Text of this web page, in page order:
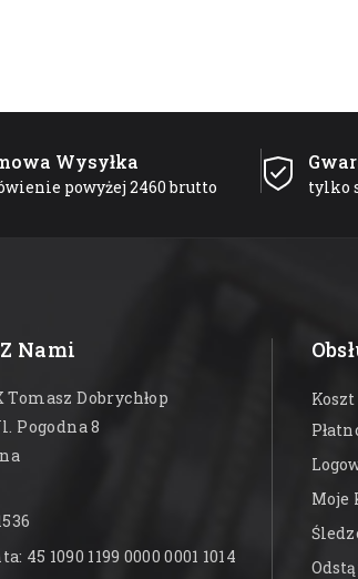
Wysyłka
powyżej 2460 brutto tylko
Nami
Tomasz Dobrychłop
Pogodna 8
45 1090 1199 0000 0001 1014
Moje